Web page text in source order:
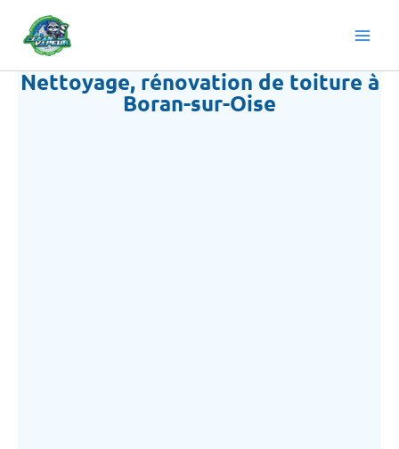
contenu
Nettoyage, rénovation de toiture à
Boran-sur-Oise